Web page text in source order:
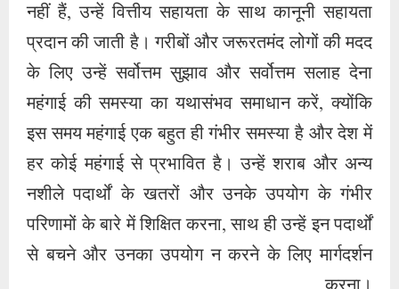
नहीं हैं, उन्हें वित्तीय सहायता के साथ कानूनी सहायता
प्रदान की जाती है। गरीबों और जरूरतमंद लोगों की मदद
के लिए उन्हें सर्वोत्तम सुझाव और सर्वोत्तम सलाह देना
महंगाई की समस्या का यथासंभव समाधान करें, क्योंकि
इस समय महंगाई एक बहुत ही गंभीर समस्या है और देश में
हर कोई महंगाई से प्रभावित है। उन्हें शराब और अन्य
नशीले पदार्थों के खतरों और उनके उपयोग के गंभीर
परिणामों के बारे में शिक्षित करना, साथ ही उन्हें इन पदार्थों
से बचने और उनका उपयोग न करने के लिए मार्गदर्शन